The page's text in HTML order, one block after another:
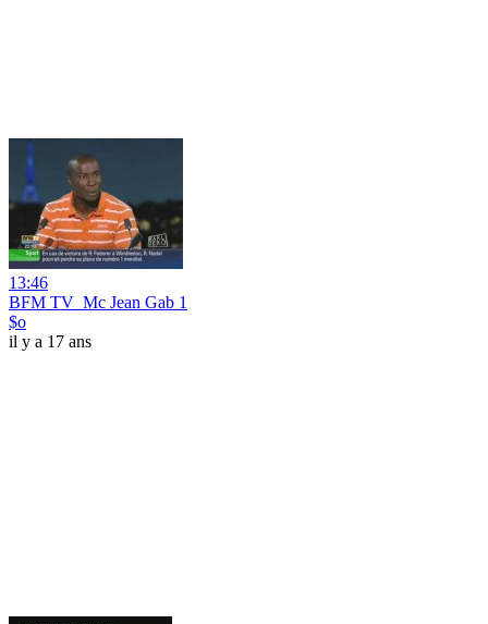
13:46
BFM TV_Mc Jean Gab 1
$o
il y a 17 ans